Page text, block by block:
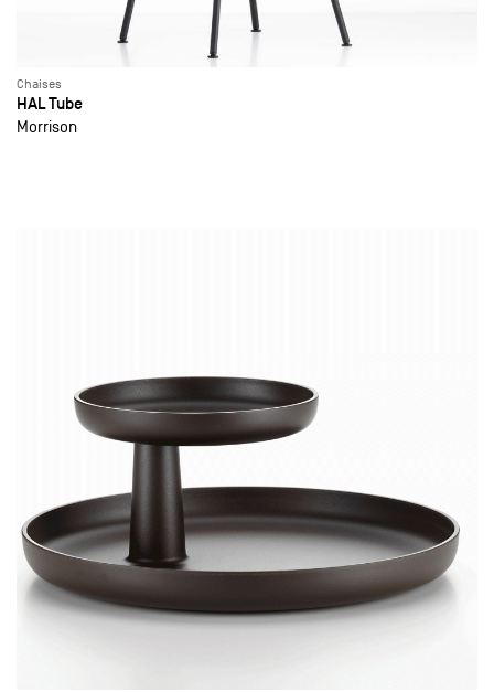
Chaises
HAL Tube
Morrison